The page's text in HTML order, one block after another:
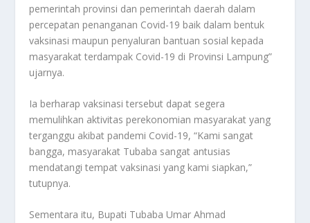
pemerintah provinsi dan pemerintah daerah dalam
percepatan penanganan Covid-19 baik dalam bentuk
vaksinasi maupun penyaluran bantuan sosial kepada
masyarakat terdampak Covid-19 di Provinsi Lampung”
ujarnya.
Ia berharap vaksinasi tersebut dapat segera
memulihkan aktivitas perekonomian masyarakat yang
terganggu akibat pandemi Covid-19, “Kami sangat
bangga, masyarakat Tubaba sangat antusias
mendatangi tempat vaksinasi yang kami siapkan,”
tutupnya.
Sementara itu, Bupati Tubaba Umar Ahmad